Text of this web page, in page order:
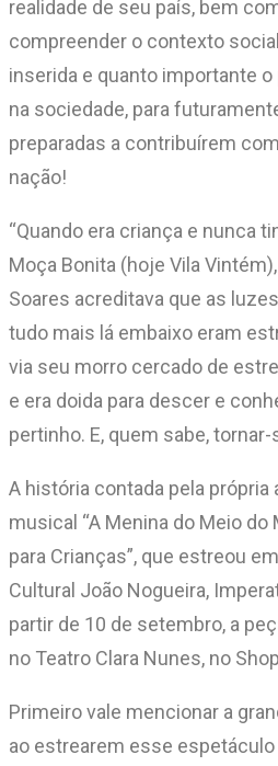
realidade de seu país, bem
compreender o contexto
inserida e quanto importante
na sociedade, para
preparadas a contribuírem
nação!
“Quando era criança e nunca
Moça Bonita (hoje Vila
Soares acreditava que as
tudo mais lá embaixo eram
via seu morro cercado de
e era doida para descer e
pertinho. E, quem sabe,
A história contada pela própria
musical “A Menina do Meio do
para Crianças”, que estreou
Cultural João Nogueira,
partir de 10 de setembro, a
no Teatro Clara Nunes, no
Primeiro vale mencionar a
ao estrearem esse